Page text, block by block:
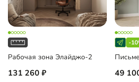
Рабочая зона Элайджо-2
131 260
-
49